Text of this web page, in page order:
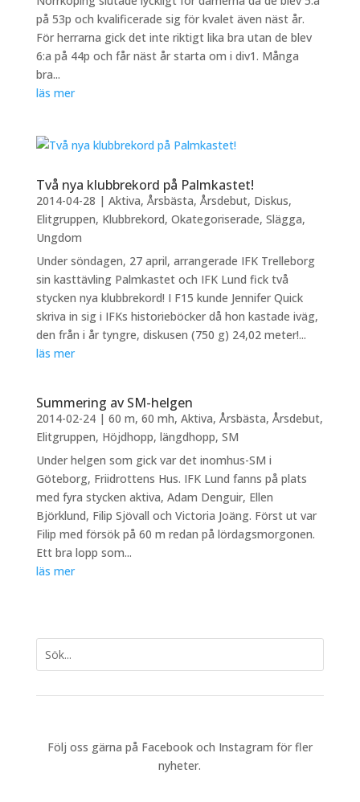
på 53p och kvalificerade sig för kvalet även näst år.
För herrarna gick det inte riktigt lika bra utan de blev
6:a på 44p och får näst år starta om i div1. Många
bra...
läs mer
Två nya klubbrekord på Palmkastet!
2014-04-28 | Aktiva, Årsbästa, Årsdebut, Diskus,
Elitgruppen, Klubbrekord, Okategoriserade, Slägga,
Ungdom
Under söndagen, 27 april, arrangerade IFK Trelleborg
sin kasttävling Palmkastet och IFK Lund fick två
stycken nya klubbrekord! I F15 kunde Jennifer Quick
skriva in sig i IFKs historieböcker då hon kastade iväg,
den från i år tyngre, diskusen (750 g) 24,02 meter!...
läs mer
Summering av SM-helgen
2014-02-24| 60 m, 60 mh, Aktiva, Årsbästa, Årsdebut,
Elitgruppen, Höjdhopp, längdhopp, SM
Under helgen som gick var det inomhus-SM i
Göteborg, Friidrottens Hus. IFK Lund fanns på plats
med fyra stycken aktiva, Adam Denguir, Ellen
Björklund, Filip Sjövall och Victoria Joäng. Först ut var
Filip med försök på 60 m redan på lördagsmorgonen.
Ett bra lopp som...
läs mer
Följ oss gärna på Facebook och Instagram för fler
nyheter.